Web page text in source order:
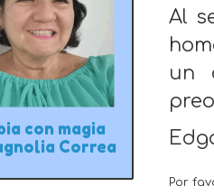
Al
un
Por
con magia
Correa